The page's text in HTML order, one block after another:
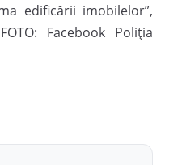
edificării imobilelor”,
Facebook Poliția